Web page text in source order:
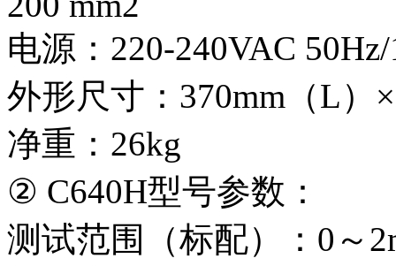
电源：220-240VAC
外形尺寸：370mm（L）
净重：26kg
② C640H型号参数：
测试范围（标配）：0～